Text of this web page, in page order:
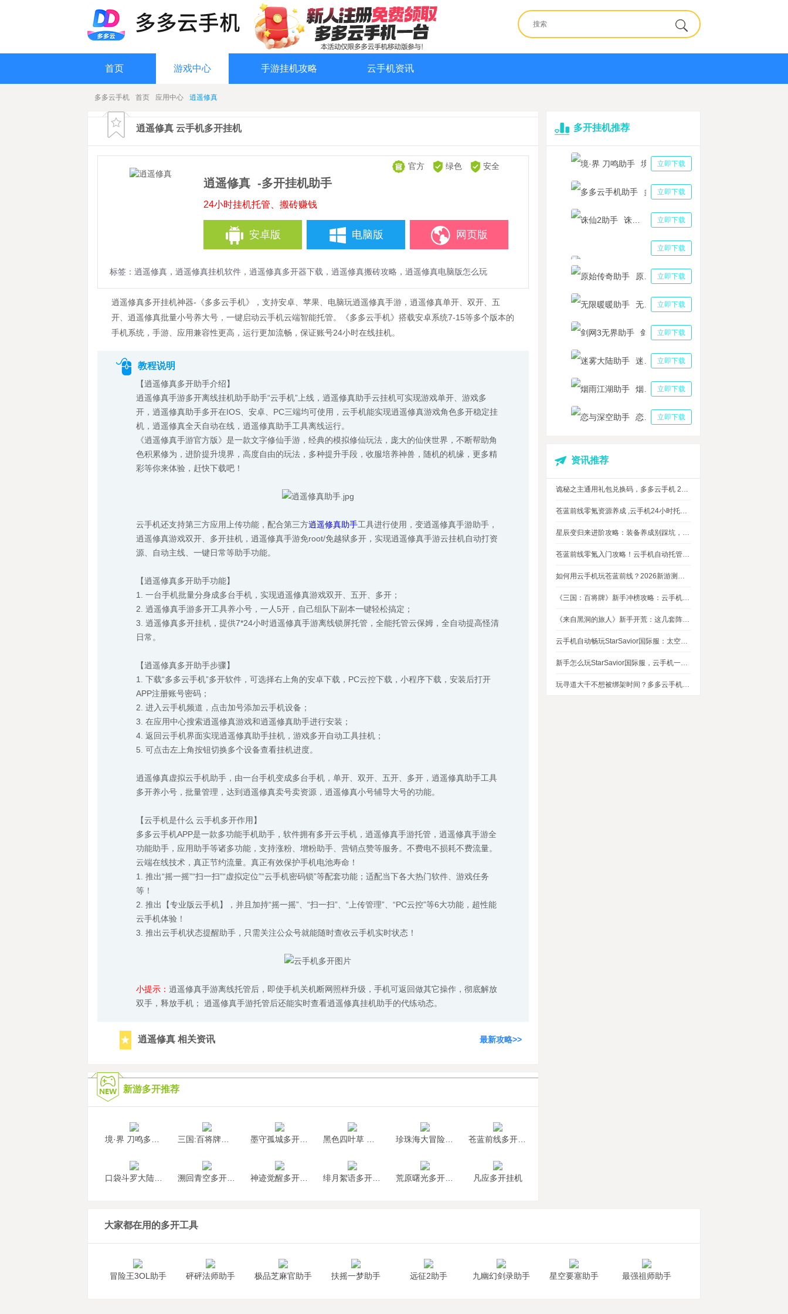
首页 游戏中心 手游挂机攻略 云手机资讯
多多云手机 首页 应用中心 逍遥修真
逍遥修真 云手机多开挂机
逍遥修真 -多开挂机助手
24小时挂机托管、搬砖赚钱
官方 绿色 安全
安卓版 电脑版 网页版
标签：逍遥修真，逍遥修真挂机软件，逍遥修真多开器下载，逍遥修真搬砖攻略，逍遥修真电脑版怎么玩
逍遥修真多开挂机神器-《多多云手机》，支持安卓、苹果、电脑玩逍遥修真手游，逍遥修真单开、双开、五
开、逍遥修真批量小号养大号，一键启动云手机云端智能托管。《多多云手机》搭载安卓系统7-15等多个版本的
手机系统，手游、应用兼容性更高，运行更加流畅，保证账号24小时在线挂机。
教程说明
【逍遥修真多开助手介绍】
逍遥修真手游多开离线挂机助手助手“云手机”上线，逍遥修真助手云挂机可实现游戏单开、游戏多
开，逍遥修真助手多开在IOS、安卓、PC三端均可使用，云手机能实现逍遥修真游戏角色多开稳定挂
机，逍遥修真全天自动在线，逍遥修真助手工具离线运行。
《逍遥修真手游官方版》是一款文字修仙手游，经典的模拟修仙玩法，庞大的仙侠世界，不断帮助角
色积累修为，进阶提升境界，高度自由的玩法，多种提升手段，收服培养神兽，随机的机缘，更多精
彩等你来体验，赶快下载吧！
云手机还支持第三方应用上传功能，配合第三方逍遥修真助手工具进行使用，变逍遥修真手游助手，
逍遥修真游戏双开、多开挂机，逍遥修真手游免root/免越狱多开，实现逍遥修真手游云挂机自动打资
源、自动主线、一键日常等助手功能。
【逍遥修真多开助手功能】
1. 一台手机批量分身成多台手机，实现逍遥修真游戏双开、五开、多开；
2. 逍遥修真手游多开工具养小号，一人5开，自己组队下副本一键轻松搞定；
3. 逍遥修真多开挂机，提供7*24小时逍遥修真手游离线锁屏托管，全能托管云保姆，全自动提高怪清
日常。
【逍遥修真多开助手步骤】
1. 下载“多多云手机”多开软件，可选择右上角的安卓下载，PC云控下载，小程序下载，安装后打开
APP注册账号密码；
2. 进入云手机频道，点击加号添加云手机设备；
3. 在应用中心搜索逍遥修真游戏和逍遥修真助手进行安装；
4. 返回云手机界面实现逍遥修真助手挂机，游戏多开自动工具挂机；
5. 可点击左上角按钮切换多个设备查看挂机进度。
逍遥修真虚拟云手机助手，由一台手机变成多台手机，单开、双开、五开、多开，逍遥修真助手工具
多开养小号，批量管理，达到逍遥修真卖号卖资源，逍遥修真小号辅导大号的功能。
【云手机是什么 云手机多开作用】
多多云手机APP是一款多功能手机助手，软件拥有多开云手机，逍遥修真手游托管，逍遥修真手游全
功能助手，应用助手等诸多功能，支持涨粉、增粉助手、营销点赞等服务。不费电不损耗不费流量。
云端在线技术，真正节约流量。真正有效保护手机电池寿命！
1. 推出“摇一摇”“扫一扫”“虚拟定位”“云手机密码锁”等配套功能；适配当下各大热门软件、游戏任务
等！
2. 推出【专业版云手机】，并且加持“摇一摇”、“扫一扫”、“上传管理”、“PC云控”等6大功能，超性能
云手机体验！
3. 推出云手机状态提醒助手，只需关注公众号就能随时查收云手机实时状态！
小提示： 逍遥修真手游离线托管后，即使手机关机断网照样升级，手机可返回做其它操作，彻底解放
双手，释放手机； 逍遥修真手游托管后还能实时查看逍遥修真挂机助手的代练动态。
逍遥修真 相关资讯 最新攻略>>
新游多开推荐
凡应多开挂机
多开挂机推荐
立即下载
立即下载
多多云手机助手
立即下载
立即下载
三国志战略版助手
立即下载
立即下载
立即下载
立即下载
立即下载
立即下载
资讯推荐
诡秘之主通用礼包兑换码，多多云手机 24 小时挂机攻略
苍蓝前线零氪资源养成 ,云手机24小时托管，上班自动肝资源
星辰变归来进阶攻略：装备养成别踩坑，这几个技巧让你省下80%资源
苍蓝前线零氪入门攻略！云手机自动托管，24小时自动刷资源不掉队
如何用云手机玩苍蓝前线？2026新游测评，新手入坑玩法指南
《三国：百将牌》新手冲榜攻略：云手机多开挂机，轻松拿捏牌局优势
《来自黑洞的旅人》新手开荒：这几套阵容，实测好用
云手机自动畅玩StarSavior国际服：太空星战到底值不值得入坑
新手怎么玩StarSavior国际服，云手机一键搞定
玩寻道大千不想被绑架时间？多多云手机帮我自动挂机平衡游戏和生活
大家都在用的多开工具
冒险王3OL助手 砰砰法师助手 极品芝麻官助手 扶摇一梦助手 远征2助手 九幽幻剑录助手 星空要塞助手 最强祖师助手